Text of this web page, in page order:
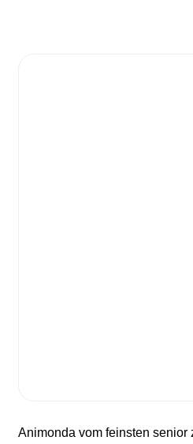
animonda vom feinsten senior